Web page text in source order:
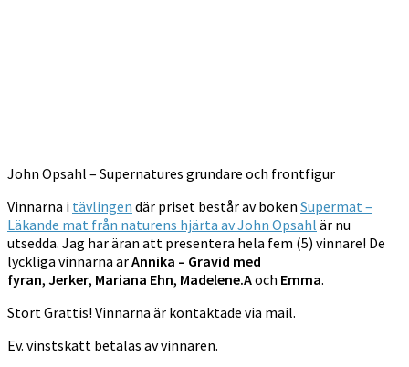
John Opsahl – Supernatures grundare och frontfigur
Vinnarna i tävlingen där priset består av boken Supermat –
Läkande mat från naturens hjärta av John Opsahl är nu
utsedda. Jag har äran att presentera hela fem (5) vinnare! De
lyckliga vinnarna ärAnnika – Gravid med
fyran, Jerker, Mariana Ehn, Madelene.Aoch Emma.
Stort Grattis! Vinnarna är kontaktade via mail.
Ev. vinstskatt betalas av vinnaren.